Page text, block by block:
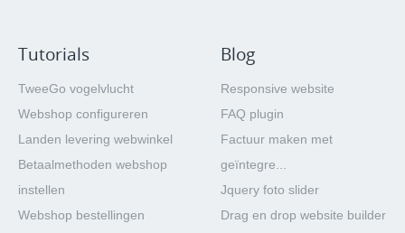
Tutorials
TweeGo vogelvlucht
Webshop configureren
Landen levering webwinkel
Betaalmethoden webshop
instellen
Webshop bestellingen
Blog
Responsive website
FAQ plugin
Factuur maken met
geïntegre...
Jquery foto slider
Drag en drop website builder